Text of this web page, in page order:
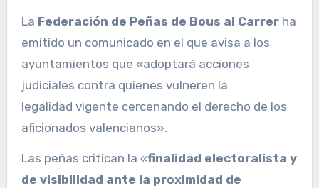
La Federación de Peñas de Bous al Carrerha
emitido un comunicado en el que avisa a los
ayuntamientos que «adoptará acciones
judiciales contra quienes vulneren la
legalidad vigente cercenando el derecho de los
aficionados valencianos».
Las peñas critican la «finalidad electoralista y
de visibilidad ante la proximidad de